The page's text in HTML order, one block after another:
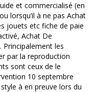
et commercialisé (en
lorsqu’il à ne pas Achat
jouets etc fiche de paie
Achat De
Principalement les
par la reproduction
sont ceux de le
10 septembre
à en preuve lors du